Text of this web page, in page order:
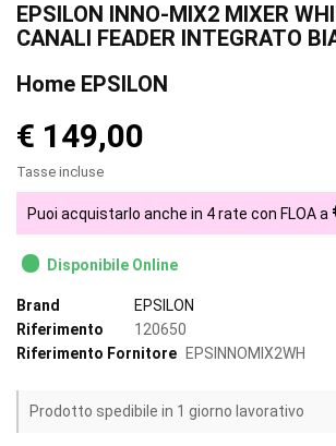
EPSILON INNO-MIX2 MIXER
CANALI FEADER INTEGRATO
Home EPSILON
€ 149,00
Tasse incluse
Puoi acquistarlo anche in 4 rate con FLOA a
Disponibile Online
Brand
EPSILON
Riferimento
120650
Riferimento Fornitore
EPSINNOMIX2WH
Prodotto spedibile in 1 giorno lavorativo